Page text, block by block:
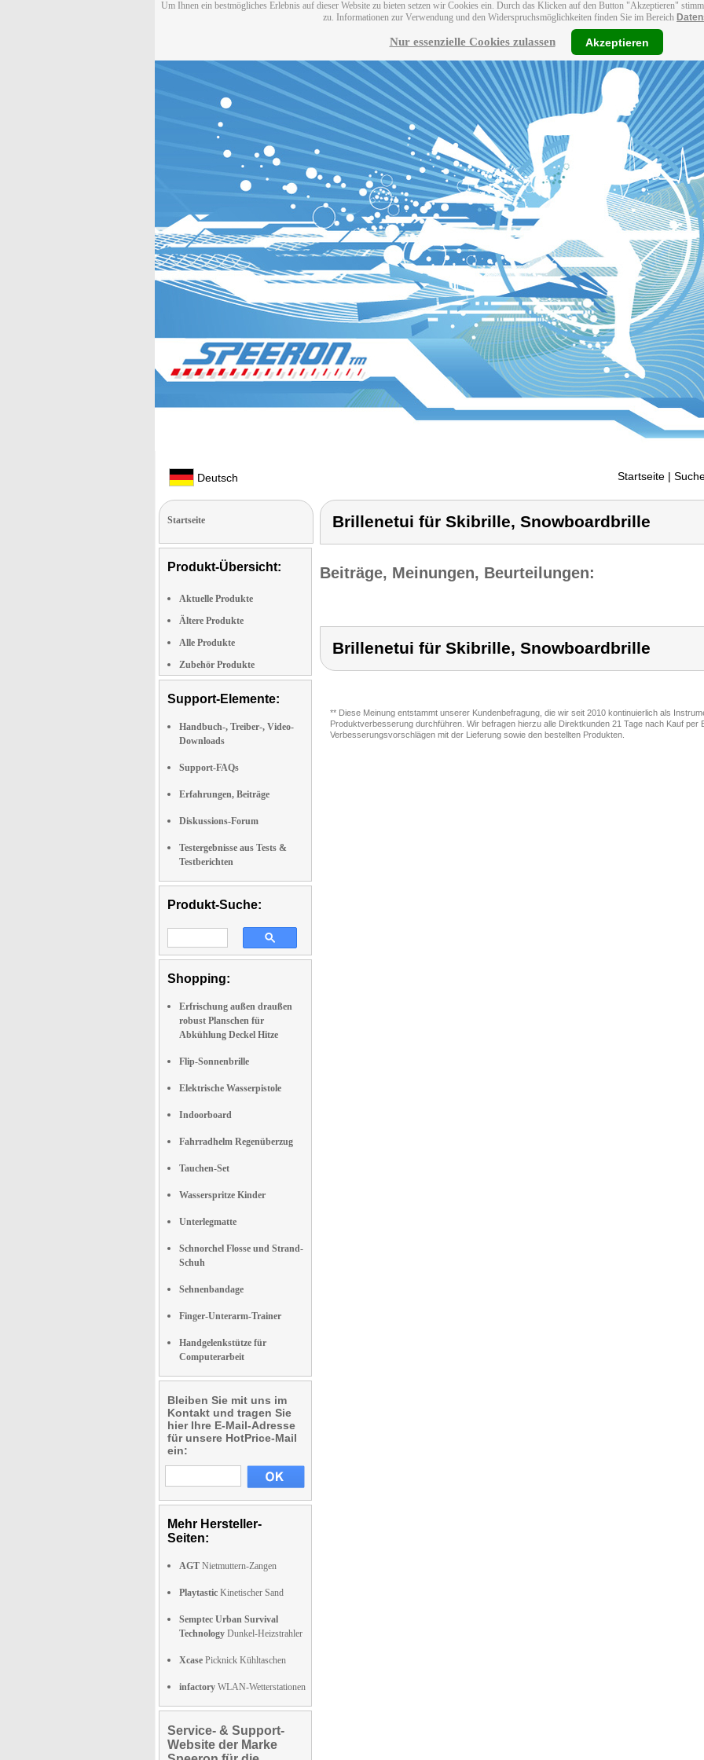
Um Ihnen ein bestmögliches Erlebnis auf dieser Website zu bieten setzen wir Cookies ein. Durch das Klicken auf den Button "Akzeptieren"
zu. Informationen zur Verwendung und den Widerspruchsmöglichkeiten finden Sie im Bereich
Nur essenzielle Cookies zulassen Akzeptieren
Deutsch Startseite |
Startseite
Produkt-Übersicht:
Aktuelle Produkte
Ältere Produkte
Alle Produkte
Zubehör Produkte
Support-Elemente:
Handbuch-, Treiber-, Video-
Downloads
Support-FAQs
Erfahrungen, Beiträge
Diskussions-Forum
Testergebnisse aus Tests &
Testberichten
Produkt-Suche:
Shopping:
Erfrischung außen draußen
robust Planschen für
Abkühlung Deckel Hitze
Flip-Sonnenbrille
Elektrische Wasserpistole
Indoorboard
Fahrradhelm Regenüberzug
Tauchen-Set
Wasserspritze Kinder
Unterlegmatte
Schnorchel Flosse und Strand-
Schuh
Sehnenbandage
Finger-Unterarm-Trainer
Handgelenkstütze für
Computerarbeit
Bleiben Sie mit uns im
Kontakt und tragen Sie
hier Ihre E-Mail-Adresse
für unsere HotPrice-Mail
ein:
Mehr Hersteller-
Seiten:
AGT Nietmuttern-Zangen
Playtastic Kinetischer Sand
Semptec Urban Survival
Technology Dunkel-Heizstrahler
Xcase Picknick Kühltaschen
infactory WLAN-Wetterstationen
Service- & Support-
Website der Marke
Brillenetui für Skibrille, Snowboardbrille
Beiträge, Meinungen, Beurteilungen:
Brillenetui für Skibrille, Snowboardbrille
** Diese Meinung entstammt unserer Kundenbefragung, die wir seit 2010 kontinuierlich als
Produktverbesserung durchführen. Wir befragen hierzu alle Direktkunden 21 Tage nach Kauf per
Verbesserungsvorschlägen mit der Lieferung sowie den bestellten Produkten.